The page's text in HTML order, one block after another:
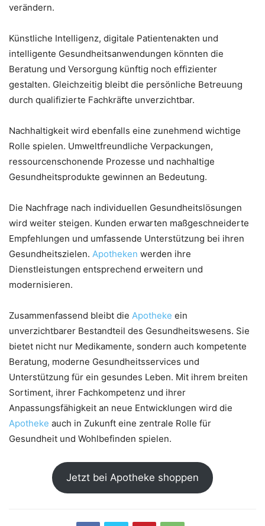
verändern.
Künstliche Intelligenz, digitale Patientenakten und
intelligente Gesundheitsanwendungen könnten die
Beratung und Versorgung künftig noch effizienter
gestalten. Gleichzeitig bleibt die persönliche Betreuung
durch qualifizierte Fachkräfte unverzichtbar.
Nachhaltigkeit wird ebenfalls eine zunehmend wichtige
Rolle spielen. Umweltfreundliche Verpackungen,
ressourcenschonende Prozesse und nachhaltige
Gesundheitsprodukte gewinnen an Bedeutung.
Die Nachfrage nach individuellen Gesundheitslösungen
wird weiter steigen. Kunden erwarten maßgeschneiderte
Empfehlungen und umfassende Unterstützung bei ihren
Gesundheitszielen. Apotheken werden ihre
Dienstleistungen entsprechend erweitern und
modernisieren.
Zusammenfassend bleibt die Apotheke ein
unverzichtbarer Bestandteil des Gesundheitswesens. Sie
bietet nicht nur Medikamente, sondern auch kompetente
Beratung, moderne Gesundheitsservices und
Unterstützung für ein gesundes Leben. Mit ihrem breiten
Sortiment, ihrer Fachkompetenz und ihrer
Anpassungsfähigkeit an neue Entwicklungen wird die
Apotheke auch in Zukunft eine zentrale Rolle für
Gesundheit und Wohlbefinden spielen.
Jetzt bei Apotheke shoppen